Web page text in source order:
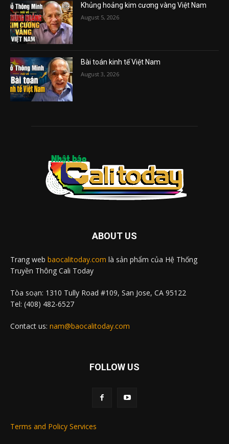
Khủng hoảng kim cương vàng Việt Nam
August 5, 2026
Bài toán kinh tế Việt Nam
August 3, 2026
ABOUT US
Trang web baocalitoday.com là sản phẩm của Hệ Thống
Truyền Thông Cali Today
Tòa soạn: 1310 Tully Road #109, San Jose, CA 95122
Tel: (408) 482-6527
Contact us: nam@baocalitoday.com
FOLLOW US
Terms and Policy Services